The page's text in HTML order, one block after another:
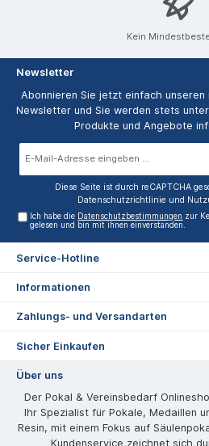
Kein
Newsletter
Abonnieren Sie jetzt einfach
Newsletter und Sie werden stets
Produkte und Angebote
Diese Seite ist durch reCAPTCHA
Datenschutzrichtlinie und
Ich habe die Datenschutzbestimmungen zur
gelesen und bin mit ihnen einverstanden.
Service-Hotline
Informationen
Zahlungs- und Versandarten
Sicher Einkaufen
Über uns
Der Pokal & Vereinsbedarf
Ihr Spezialist für Pokale, Medaillen
Resin, mit einem Fokus auf
Kundenservice zeichnet sich